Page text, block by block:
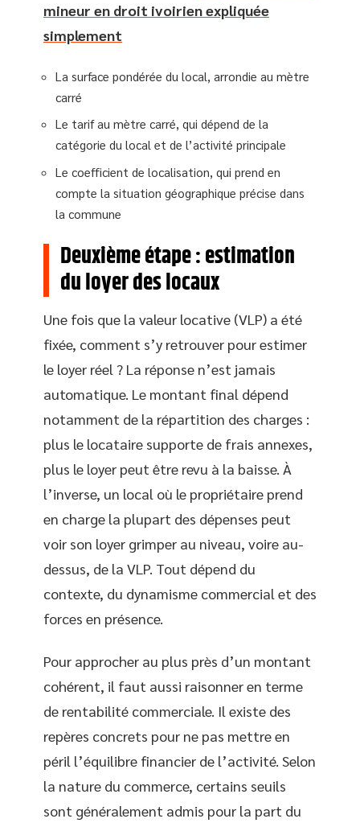
mineur en droit ivoirien expliquée
simplement
La surface pondérée du local, arrondie au mètre
carré
Le tarif au mètre carré, qui dépend de la
catégorie du local et de l’activité principale
Le coefficient de localisation, qui prend en
compte la situation géographique précise dans
la commune
Deuxième étape : estimation
du loyer des locaux
Une fois que la valeur locative (VLP) a été
fixée, comment s’y retrouver pour estimer
le loyer réel ? La réponse n’est jamais
automatique. Le montant final dépend
notamment de la répartition des charges :
plus le locataire supporte de frais annexes,
plus le loyer peut être revu à la baisse. À
l’inverse, un local où le propriétaire prend
en charge la plupart des dépenses peut
voir son loyer grimper au niveau, voire au-
dessus, de la VLP. Tout dépend du
contexte, du dynamisme commercial et des
forces en présence.
Pour approcher au plus près d’un montant
cohérent, il faut aussi raisonner en terme
de rentabilité commerciale. Il existe des
repères concrets pour ne pas mettre en
péril l’équilibre financier de l’activité. Selon
la nature du commerce, certains seuils
sont généralement admis pour la part du